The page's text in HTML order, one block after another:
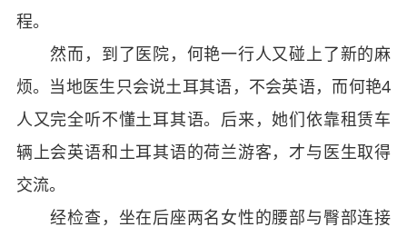
程。
然而，到了医院，何艳一行人又碰上了新的麻
烦。当地医生只会说土耳其语，不会英语，而何艳4
人又完全听不懂土耳其语。后来，她们依靠租赁车
辆上会英语和土耳其语的荷兰游客，才与医生取得
交流。
经检查，坐在后座两名女性的腰部与臀部连接